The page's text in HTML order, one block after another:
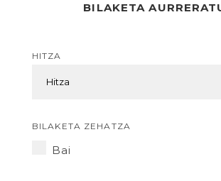
BILAKETA
HITZA
BILAKETA ZEHATZA
Bai